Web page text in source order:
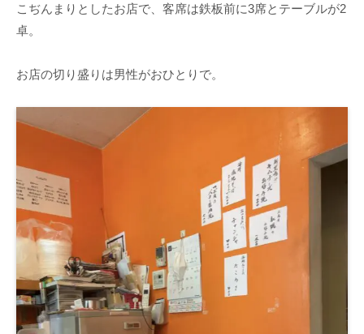
こぢんまりとしたお店で、客席は鉄板前に3席とテーブルが2
卓。
お店の切り盛りは男性がおひとりで。